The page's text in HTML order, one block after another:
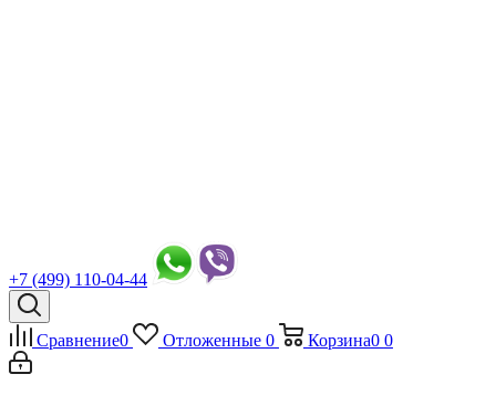
+7 (499) 110-04-44
Сравнение0 Отложенные 0 Корзина0 0